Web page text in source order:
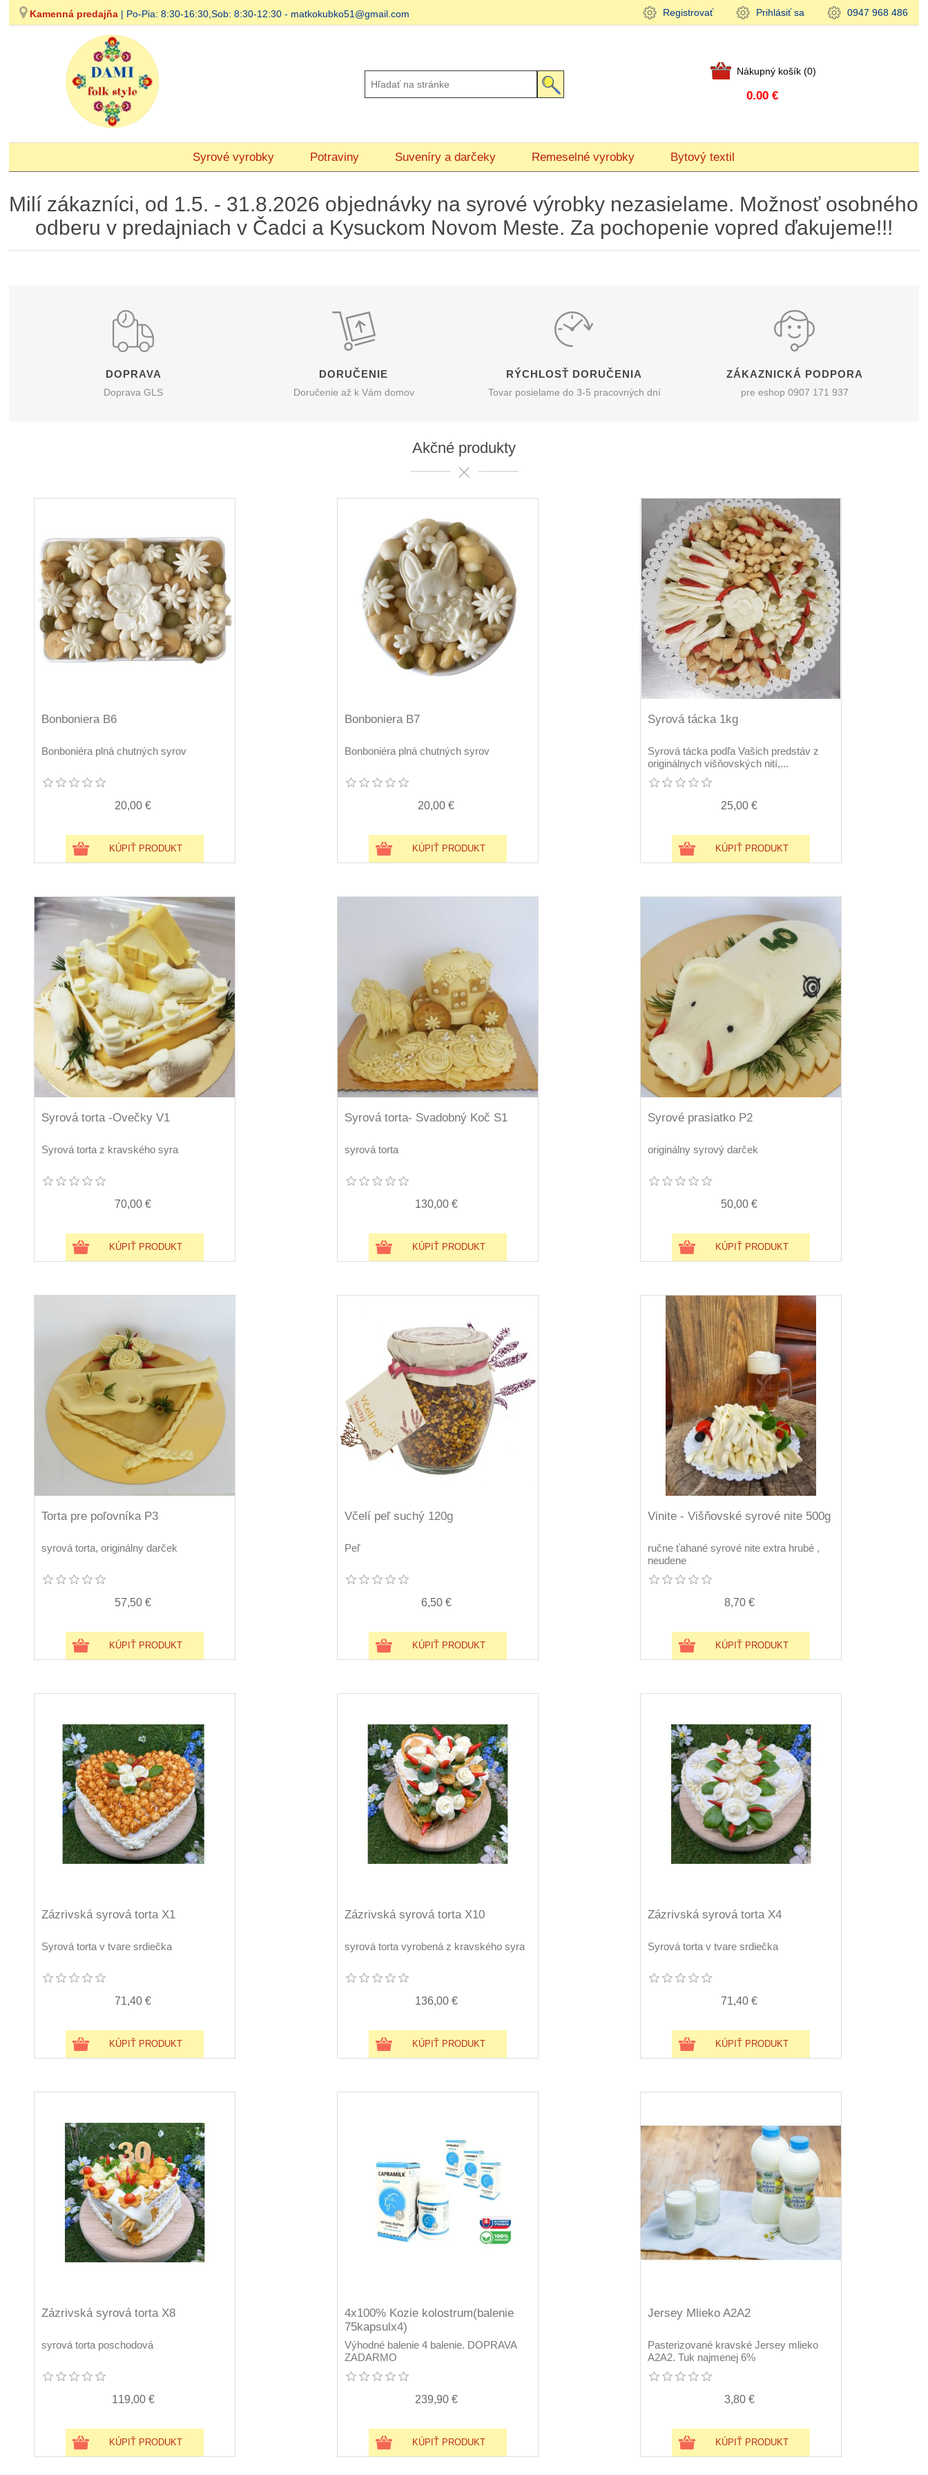
Kamenná predajňa | Po-Pia: 8:30-16:30,Sob: 8:30-12:30 - matkokubko51@gmail.com Registrovať Prihlásiť sa 0947 968 486
Nákupný košík (0)
0.00 €
Syrové vyrobky Potraviny Suveníry a darčeky Remeselné vyrobky Bytový textil
Milí zákazníci, od 1.5. - 31.8.2026 objednávky na syrové výrobky nezasielame. Možnosť osobného
odberu v predajniach v Čadci a Kysuckom Novom Meste. Za pochopenie vopred ďakujeme!!!
DOPRAVA
Doprava GLS
DORUČENIE
Doručenie až k Vám domov
RÝCHLOSŤ DORUČENIA
Tovar posielame do 3-5 pracovných dní
ZÁKAZNICKÁ PODPORA
pre eshop 0907 171 937
Akčné produkty
Bonboniera B6
Bonboniéra plná chutných syrov
20,00 €
KÚPIŤ PRODUKT
Bonboniera B7
Bonboniéra plná chutných syrov
20,00 €
KÚPIŤ PRODUKT
Syrová tácka 1kg
Syrová tácka podľa Vašich predstáv z
originálnych višňovských nití,...
25,00 €
KÚPIŤ PRODUKT
Syrová torta -Ovečky V1
Syrová torta z kravského syra
70,00 €
KÚPIŤ PRODUKT
Syrová torta- Svadobný Koč S1
syrová torta
130,00 €
KÚPIŤ PRODUKT
Syrové prasiatko P2
originálny syrový darček
50,00 €
KÚPIŤ PRODUKT
Torta pre poľovníka P3
syrová torta, originálny darček
57,50 €
KÚPIŤ PRODUKT
Včelí peľ suchý 120g
Peľ
6,50 €
KÚPIŤ PRODUKT
Vinite - Višňovské syrové nite 500g
ručne ťahané syrové nite extra hrubé ,
neudene
8,70 €
KÚPIŤ PRODUKT
Zázrivská syrová torta X1
Syrová torta v tvare srdiečka
71,40 €
KÚPIŤ PRODUKT
Zázrivská syrová torta X10
syrová torta vyrobená z kravského syra
136,00 €
KÚPIŤ PRODUKT
Zázrivská syrová torta X4
Syrová torta v tvare srdiečka
71,40 €
KÚPIŤ PRODUKT
Zázrivská syrová torta X8
syrová torta poschodová
119,00 €
KÚPIŤ PRODUKT
4x100% Kozie kolostrum(balenie
75kapsulx4)
Výhodné balenie 4 balenie. DOPRAVA
ZADARMO
239,90 €
KÚPIŤ PRODUKT
Jersey Mlieko A2A2
Pasterizované kravské Jersey mlieko
A2A2. Tuk najmenej 6%
3,80 €
KÚPIŤ PRODUKT